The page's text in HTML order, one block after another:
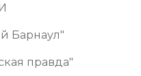
Барнаул"
правда"